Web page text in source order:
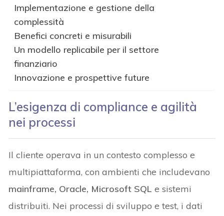
Implementazione e gestione della
complessità
Benefici concreti e misurabili
Un modello replicabile per il settore
finanziario
Innovazione e prospettive future
L’esigenza di compliance e agilità
nei processi
Il cliente operava in un contesto complesso e
multipiattaforma, con ambienti che includevano
mainframe, Oracle, Microsoft SQL e sistemi
distribuiti. Nei processi di sviluppo e test, i dati